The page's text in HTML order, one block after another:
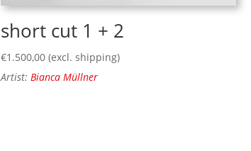
short cut 1 + 2
€1.500,00 (excl. shipping)
Artist: Bianca Müllner